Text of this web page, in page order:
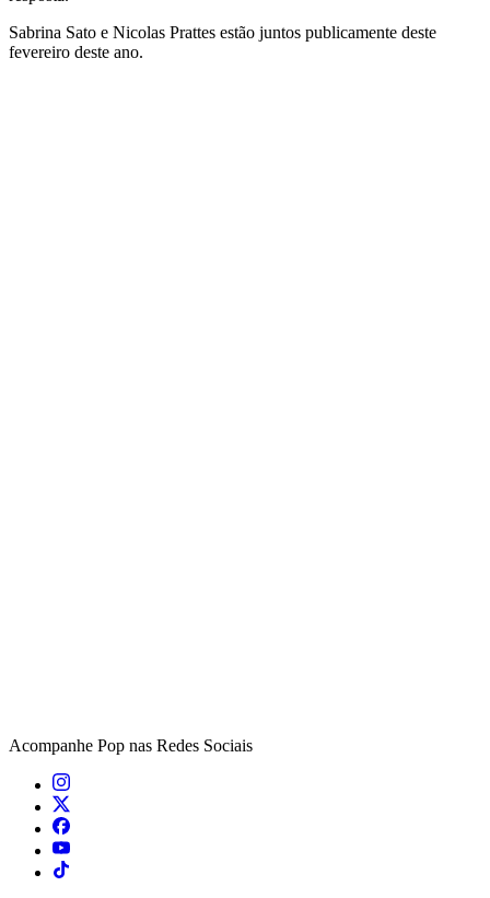
Sabrina Sato e Nicolas Prattes estão juntos publicamente deste
fevereiro deste ano.
Acompanhe Pop nas Redes Sociais